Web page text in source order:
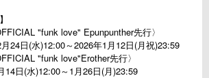
"funk love" Epunpunther先行〉
24日(水)12:00～2026年1月12日(月祝)23:59
"funk love"Erother先行〉
14日(水)12:00～1月26日(月)23:59